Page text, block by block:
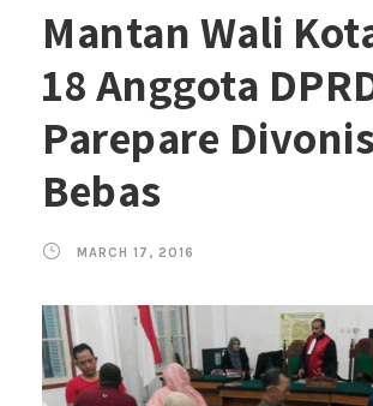
Mantan Wali
18 Anggota
Parepare
Bebas
MARCH 17, 2016